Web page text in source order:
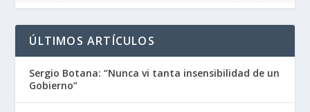
ÚLTIMOS ARTÍCULOS
Sergio Botana: “Nunca vi tanta insensibilidad de un
Gobierno”